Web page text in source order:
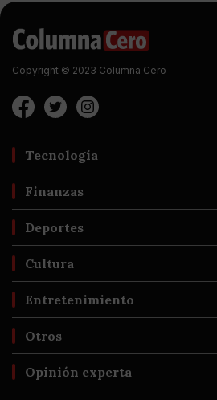
Copyright © 2023 Columna Cero
Tecnología
Finanzas
Deportes
Cultura
Entretenimiento
Otros
Opinión experta